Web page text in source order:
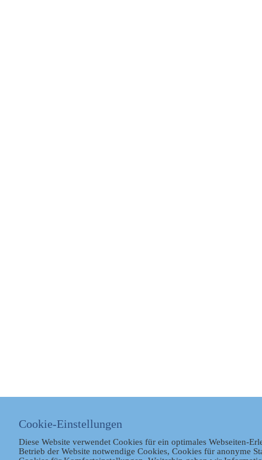
Cookie-Einstellungen
Diese Website verwendet Cookies für ein optimales Webseiten-
Betrieb der Website notwendige Cookies, Cookies für anonyme